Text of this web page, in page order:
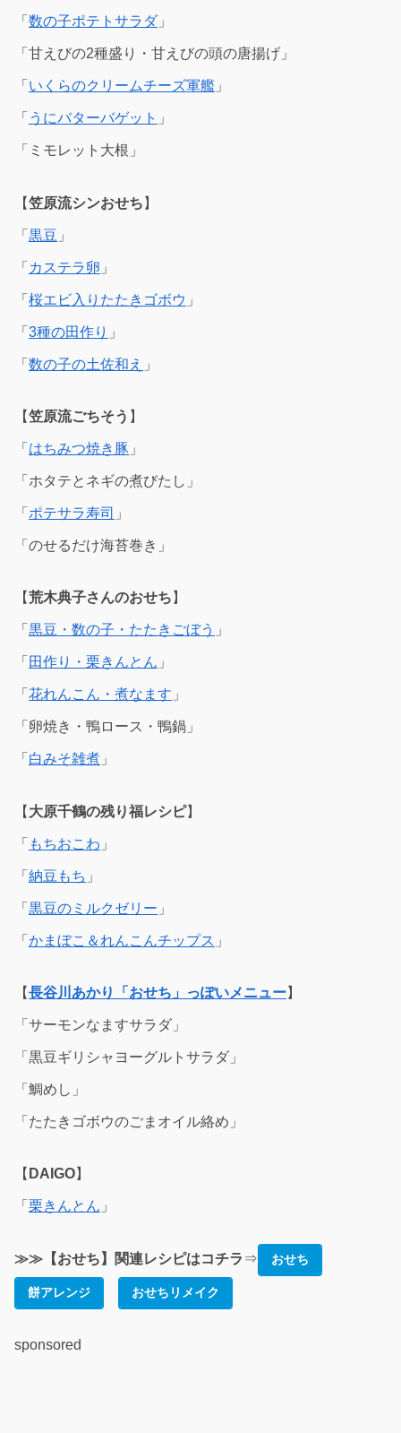
「 数の子ポテトサラダ」
「甘えびの2種盛り・甘えびの頭の唐揚げ」
「 いくらのクリームチーズ軍艦 」
「 うにバターバゲット 」
「ミモレット大根」
【笠原流シンおせち 】
「 黒豆 」
「 カステラ卵 」
「 桜エビ入りたたきゴボウ 」
「 3種の田作り 」
「 数の子の土佐和え 」
【笠原流ごちそう 】
「 はちみつ焼き豚 」
「ホタテとネギの煮びたし」
「 ポテサラ寿司 」
「のせるだけ海苔巻き」
【荒木典子さんのおせち 】
「 黒豆・数の子・たたきごぼう 」
「 田作り・栗きんとん 」
「 花れんこん・煮なます 」
「卵焼き・鴨ロース・鴨鍋」
「 白みそ雑煮 」
【 大原千鶴の残り福レシピ】
「 もちおこわ 」
「 納豆もち 」
「 黒豆のミルクゼリー 」
「 かまぼこ＆れんこんチップス 」
【長谷川あかり 「おせち」っぽいメニュー】
「サーモンなますサラダ」
「黒豆ギリシャヨーグルトサラダ」
「鯛めし」
「たたきゴボウのごまオイル絡め」
【 DAIGO】
「 栗きんとん 」
≫≫【おせち】関連レシピはコチラ ⇒ おせち
餅アレンジ おせちリメイク
sponsored